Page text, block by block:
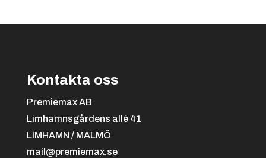
Svart/orange
24.00 kr
Kontakta oss
Premiemax AB
Limhamnsgårdens allé 41
LIMHAMN / MALMÖ
mail@premiemax.se